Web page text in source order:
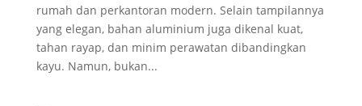
rumah dan perkantoran modern. Selain tampilannya
yang elegan, bahan aluminium juga dikenal kuat,
tahan rayap, dan minim perawatan dibandingkan
kayu. Namun, bukan...